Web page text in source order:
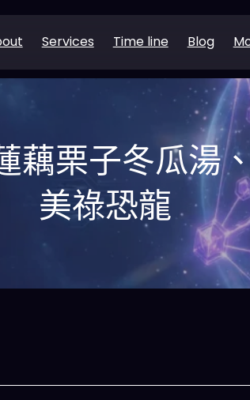
Services Time line Blog
藕栗子冬瓜湯
美祿恐龍